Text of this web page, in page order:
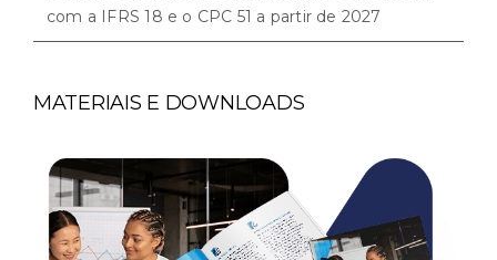
com a IFRS 18 e o CPC 51 a partir de 2027
MATERIAIS E DOWNLOADS